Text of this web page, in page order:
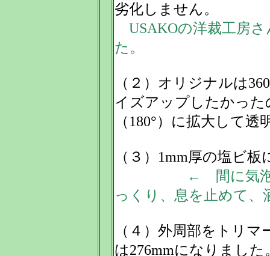
劣化しません。
USAKOの洋裁工房
た。
（２）オリジナルは
イズアップしたかっ
（180°）に拡大して
（３）1mm厚の塩ビ
← 間に気泡
っくり、息を止めて、
（４）外周部をトリ
は276mmになりました